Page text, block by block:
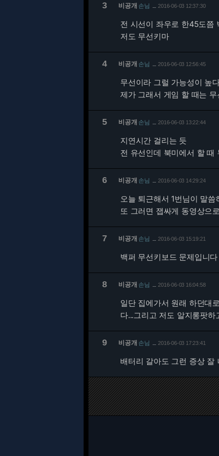
3 비공개 손님 2016-06-03 12:37:30
전 시선이 좌우로 한45도쯤
저도 무선키마
4 비공개 손님 2016-06-03 12:56:45
무선이라 그럴 가능성이 높
제가 그래서 게임 할 때는
5 비공개 손님 2016-06-03 13:22:44
지연시간 걸리는 듯
전 유선인데 북미에서 할 때
6 비공개 손님 2016-06-03 14:29:24
오늘 퇴근해서 1번님이 말
또 그러면 잽싸게 동영상으
7 비공개 손님 2016-06-03 15:19:21
백퍼 무선키보드 문제입니
8 비공개 손님 2016-06-03 16:04:58
일단 집에가서 원래 하던대
다...그리고 저도 알지롱팟하
9 비공개 손님 2016-06-03 17:23:41
배터리 갈아도 그런 증상 잘